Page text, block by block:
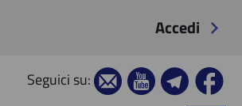
Accedi
Seguici su: